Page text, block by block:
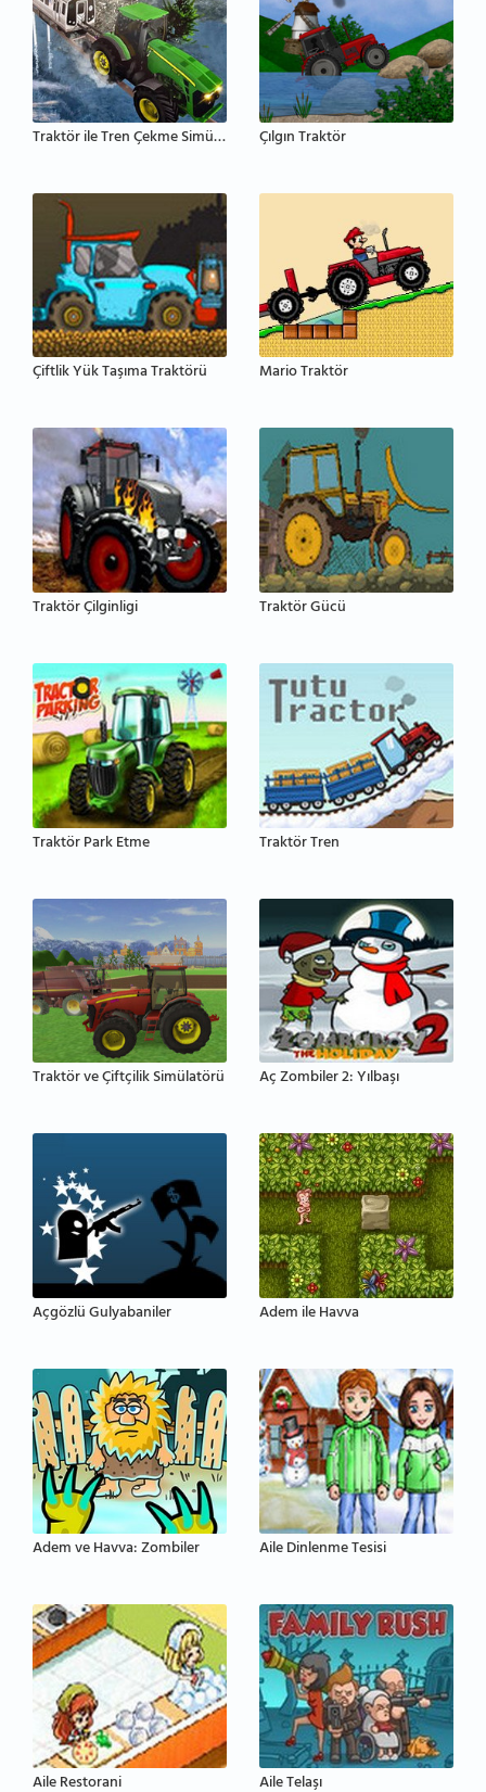
Traktör ile Tren Çekme Simülatörü Çılgın Traktör
Çiftlik Yük Taşıma Traktörü Mario Traktör
Traktör Çilginligi Traktör Gücü
Traktör Park Etme Traktör Tren
Traktör ve Çiftçilik Simülatörü Aç Zombiler 2: Yılbaşı
Açgözlü Gulyabaniler Adem ile Havva
Adem ve Havva: Zombiler Aile Dinlenme Tesisi
Aile Restorani Aile Telaşı